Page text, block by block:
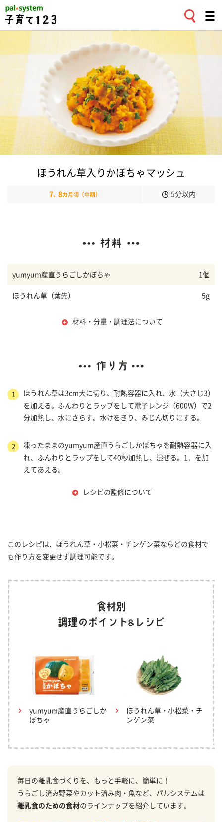
ほうれん草入りかぼちゃマッシュ
7、 8カ月頃（中期） 5分以内
yumyum産直うらごしかぼちゃ 1個
ほうれん草（葉先） 5g
材料・分量・調理法について
1
ほうれん草は3cm大に切り、耐熱容器に入れ、水（大さじ3）
を加える。ふんわりとラップをして電子レンジ（600W）で2
分加熱し、水にさらす。水けをきり、みじん切りにする。
2
凍ったままのyumyum産直うらごしかぼちゃを耐熱容器に入
れ、ふんわりとラップをして40秒加熱し、混ぜる。1．を加
えてあえる。
レシピの監修について
このレシピは、ほうれん草・小松菜・チンゲン菜ならどの食材で
も作り方を変更せず調理可能です。
yumyum産直うらごしか
ぼちゃ
ほうれん草・小松菜・チ
ンゲン菜
毎日の離乳食づくりを、もっと手軽に、簡単に！
うらごし済み野菜やカット済み肉・魚など、パルシステムは
離乳食のための食材のラインナップを紹介しています。